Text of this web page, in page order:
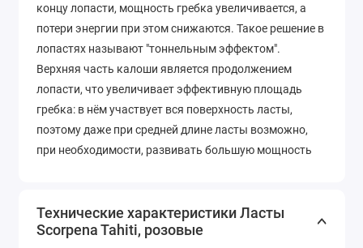
концу лопасти, мощность гребка увеличивается, а
потери энергии при этом снижаются. Такое решение в
лопастях называют "тоннельным эффектом".
Верхняя часть калоши является продолжением
лопасти, что увеличивает эффективную площадь
гребка: в нём участвует вся поверхность ласты,
поэтому даже при средней длине ласты возможно,
при необходимости, развивать большую мощность
Лопасти так же имеют обтекаемые рёбра жёсткости,
выполненные из жёсткой резины.
Технические характеристики Ласты
Scorpena Tahiti, розовые